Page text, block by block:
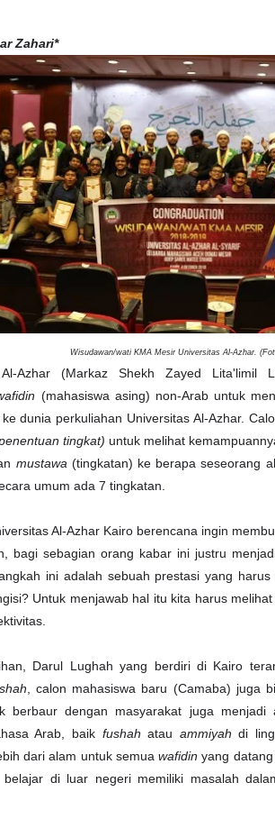
Zahari*
Wisudawan/wati KMA Mesir Universitas Al-Azhar.
Azhar (Markaz Shekh Zayed Lita'limil
(mahasiswa asing) non-Arab untuk
dunia perkuliahan Universitas Al-Azhar.
tingkat) untuk melihat
mustawa(tingkatan) ke berapa seseorang
umum ada 7 tingkatan.
Al-Azhar Kairo berencana ingin
bagi sebagian orang kabar ini justru
ini adalah sebuah prestasi yang
Untuk menjawab hal itu kita harus
Darul Lughah yang berdiri di Kairo
, calon mahasiswa baru (Camaba) juga
berbaur dengan masyarakat juga
Arab, baik fushahatau ammiyahdi
dari alam untuk semuawafidin yang
belajar di luar negeri memiliki masalah